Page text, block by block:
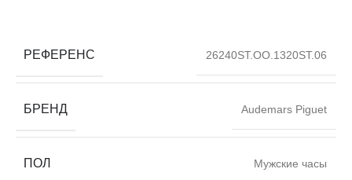
РЕФЕРЕНС 26240ST.OO.1320ST.06
БРЕНД Audemars Piguet
ПОЛ Мужские часы